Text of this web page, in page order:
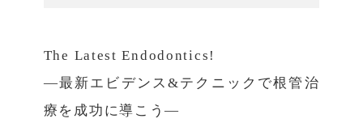
The Latest Endodontics!
―最新エビデンス&テクニックで根管治
療を成功に導こう―